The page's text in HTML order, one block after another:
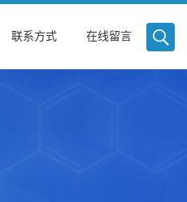
联系方式 在线留言